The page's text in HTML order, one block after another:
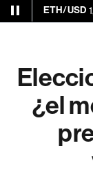
1,916.998
¿el